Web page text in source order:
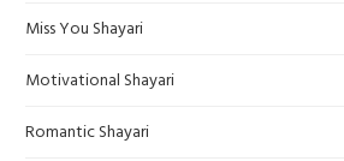
Miss You Shayari
Motivational Shayari
Romantic Shayari